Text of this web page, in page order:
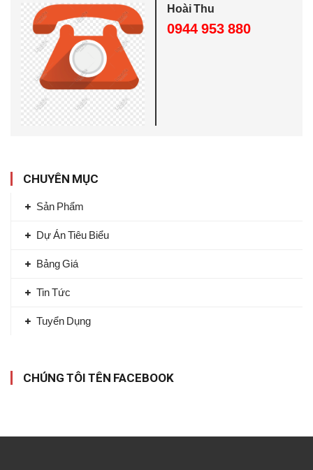
Hoài Thu
0944 953 880
CHUYÊN MỤC
Sản Phẩm
Dự Án Tiêu Biểu
Bảng Giá
Tin Tức
Tuyển Dụng
CHÚNG TÔI TÊN FACEBOOK